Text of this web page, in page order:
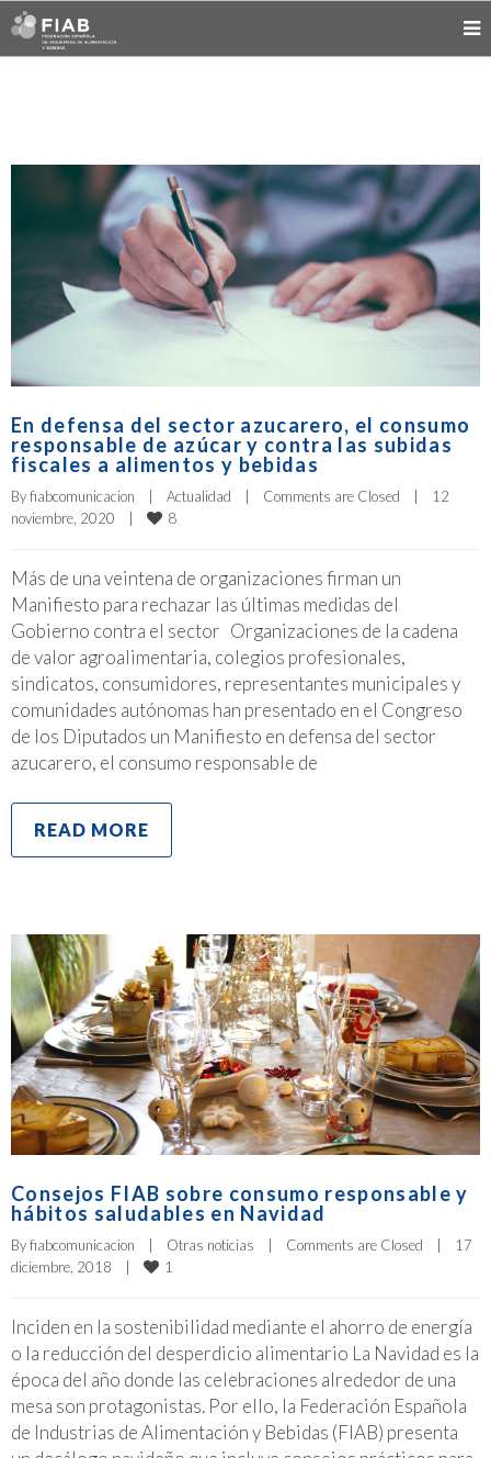
En defensa del sector azucarero, el consumo
responsable de azúcar y contra las subidas
fiscales a alimentos y bebidas
By fiabcomunicacion Actualidad Comments are Closed
12
noviembre, 2020
8
Más de una veintena de organizaciones firman un
Manifiesto para rechazar las últimas medidas del
Gobierno contra el sector Organizaciones de la cadena
de valor agroalimentaria, colegios profesionales,
sindicatos, consumidores, representantes municipales y
comunidades autónomas han presentado en el Congreso
de los Diputados un Manifiesto en defensa del sector
azucarero, el consumo responsable de
READ MORE
Consejos FIAB sobre consumo responsable y
hábitos saludables en Navidad
By fiabcomunicacion Otras noticias Comments are Closed
17
diciembre, 2018
1
Inciden en la sostenibilidad mediante el ahorro de energía
o la reducción del desperdicio alimentario La Navidad es la
época del año donde las celebraciones alrededor de una
mesa son protagonistas. Por ello, la Federación Española
de Industrias de Alimentación y Bebidas (FIAB) presenta